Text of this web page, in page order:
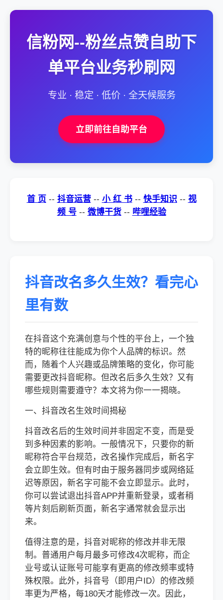
信粉网--粉丝点赞自助下
单平台业务秒刷网
专业 · 稳定 · 低价 · 全天候服务
立即前往自助平台
首 页 -- 抖音运营 -- 小 红 书 -- 快手知识 -- 视
频 号 -- 微博干货 -- 哔哩经验
抖音改名多久生效？看完心
里有数
在抖音这个充满创意与个性的平台上，一个独
特的昵称往往能成为你个人品牌的标识。然
而，随着个人兴趣或品牌策略的变化，你可能
需要更改抖音昵称。但改名后多久生效？又有
哪些规则需要遵守？本文将为你一一揭晓。
一、抖音改名生效时间揭秘
抖音改名后的生效时间并非固定不变，而是受
到多种因素的影响。一般情况下，只要你的新
昵称符合平台规范，改名操作完成后，新名字
会立即生效。但有时由于服务器同步或网络延
迟等原因，新名字可能不会立即显示。此时，
你可以尝试退出抖音APP并重新登录，或者稍
等片刻后刷新页面，新名字通常就会显示出
来。
值得注意的是，抖音对昵称的修改并非无限
制。普通用户每月最多可修改4次昵称，而企
业号或认证账号可能享有更高的修改频率或特
殊权限。此外，抖音号（即用户ID）的修改频
率更为严格，每180天才能修改一次。因此，